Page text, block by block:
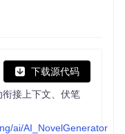
下载源代码
接上下文、伏笔
ai/AI_NovelGenerator